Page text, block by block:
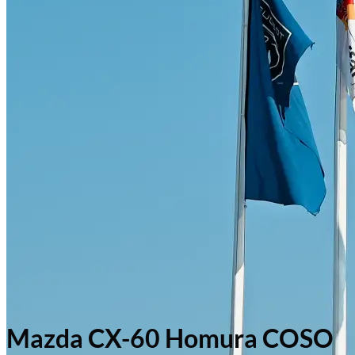
Mazda CX-60 Homura COSO